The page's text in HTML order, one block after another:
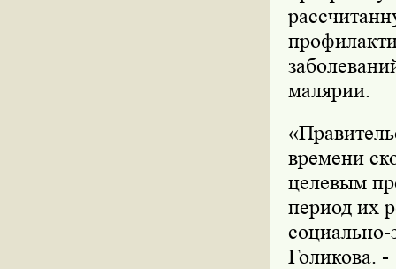
малярии.
времени
целевым
период их
социально-
Голикова.